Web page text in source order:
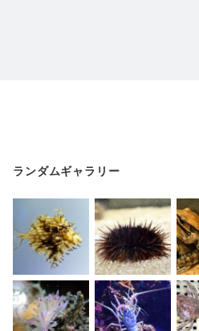
ランダムギャラリー